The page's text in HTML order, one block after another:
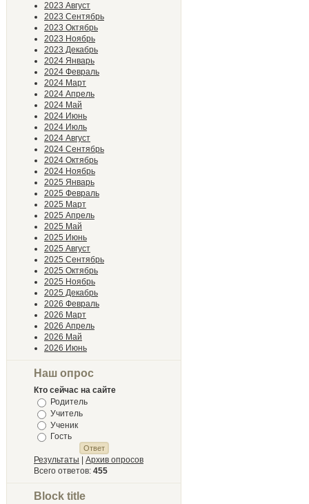
2023 Август
2023 Сентябрь
2023 Октябрь
2023 Ноябрь
2023 Декабрь
2024 Январь
2024 Февраль
2024 Март
2024 Апрель
2024 Май
2024 Июнь
2024 Июль
2024 Август
2024 Сентябрь
2024 Октябрь
2024 Ноябрь
2025 Январь
2025 Февраль
2025 Март
2025 Апрель
2025 Май
2025 Июнь
2025 Август
2025 Сентябрь
2025 Октябрь
2025 Ноябрь
2025 Декабрь
2026 Февраль
2026 Март
2026 Апрель
2026 Май
2026 Июнь
Наш опрос
Кто сейчас на сайте
Родитель
Учитель
Ученик
Гость
Результаты
Архив опросов
Всего ответов: 455
Block title